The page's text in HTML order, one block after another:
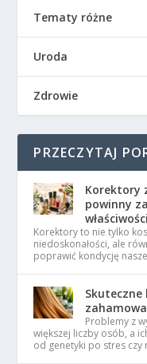
Tematy różne
Uroda
Zdrowie
PRZECZYTAJ
Korektory
powinny
Korektory to nie tylko
niedoskonałości, ale
poprawić kondycję
Skuteczne
Problemy z
większej liczby osób, a
od genetyki po stres czy